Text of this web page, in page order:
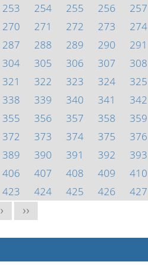
253 254 255 256 257
270 271 272 273 274
287 288 289 290 291
304 305 306 307 308
321 322 323 324 325
338 339 340 341 342
355 356 357 358 359
372 373 374 375 376
389 390 391 392 393
406 407 408 409 410
423 424 425 426 427
> >>